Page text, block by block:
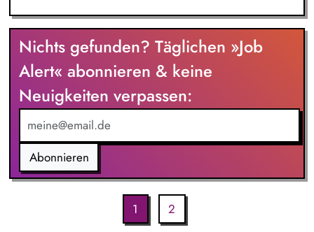
Nichts gefunden? Täglichen »Job
Alert« abonnieren & keine
Neuigkeiten verpassen:
Abonnieren
1 2